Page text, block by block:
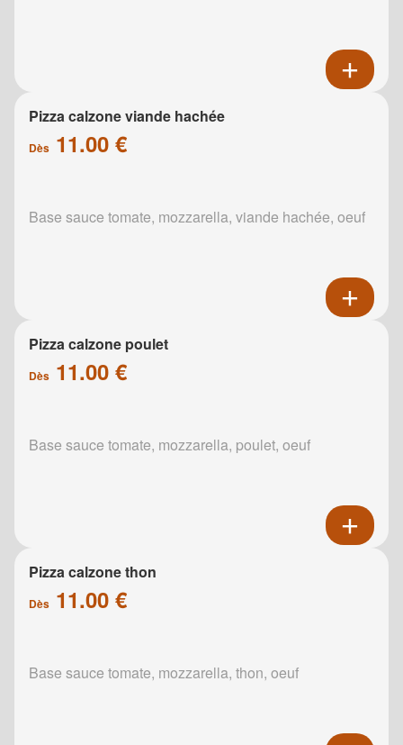
Pizza calzone viande hachée
Dès 11.00 €
Base sauce tomate, mozzarella, viande hachée, oeuf
Pizza calzone poulet
Dès 11.00 €
Base sauce tomate, mozzarella, poulet, oeuf
Pizza calzone thon
Dès 11.00 €
Base sauce tomate, mozzarella, thon, oeuf